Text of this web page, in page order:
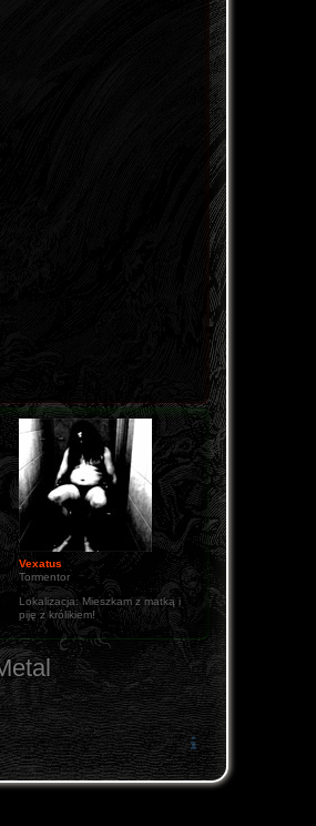
Vexatus
Tormentor
Lokalizacja:Mieszkam z matką i
piję z królikiem!